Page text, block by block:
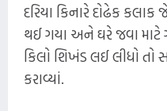
દરિયા કિનારે દોઢેક
થઈ ગયા અને ઘરે જવા માટે
કિલો શિખંડ લઈ લીધો
કરાવ્યાં.